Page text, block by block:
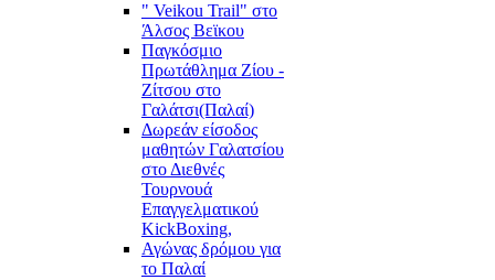
" Veikou Trail" στο
Άλσος Βεϊκου
Παγκόσμιο
Πρωτάθλημα Ζίου -
Ζίτσου στο
Γαλάτσι(Παλαί)
Δωρεάν είσοδος
μαθητών Γαλατσίου
στο Διεθνές
Τουρνουά
Επαγγελματικού
KickBoxing,
Αγώνας δρόμου για
το Παλαί